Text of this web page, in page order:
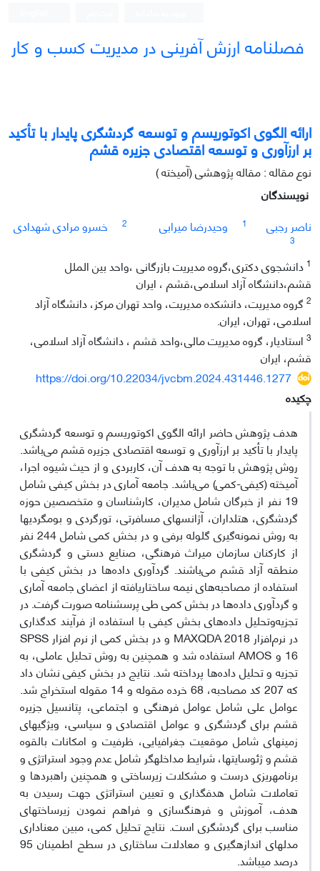
فصلنامه ارزش آفرینی در مدیریت کسب و کار
ارائه الگوی اکوتوریسم و توسعه گردشگری پایدار با تأکید
بر ارزآوری و توسعه اقتصادی جزیره قشم
نوع مقاله : مقاله پژوهشی (آمیخته )
نویسندگان
ناصر رجبی
1 وحیدرضا میرابی 2 خسرو مرادی شهدادی
3
1 دانشجوی دکتری،گروه مدیریت بازرگانی ،واحد بین الملل
قشم،دانشگاه آزاد اسلامی،قشم ، ایران
2 گروه مدیریت، دانشکده مدیریت، واحد تهران مرکز، دانشگاه آزاد
اسلامی، تهران، ایران.
3 استادیار، گروه مدیریت مالی،واحد قشم ، دانشگاه آزاد اسلامی،
قشم، ایران
https://doi.org/10.22034/jvcbm.2024.431446.1277
چکیده
هدف پژوهش حاضر ارائه الگوی اکوتوریسم و توسعه گردشگری
پایدار با تأکید بر ارزآوری و توسعه اقتصادی جزیره قشم می‌باشد.
روش پژوهش با توجه به هدف آن، کاربردی و از حیث شیوه اجرا،
آمیخته (کیفی-کمی) می‌باشد. جامعه آماری در بخش کیفی شامل
19 نفر از خبرگان شامل مدیران، کارشناسان و متخصصین حوزه
گردشگری، هتلداران، آژانس­های مسافرتی، تورگردی و بوم­گردی­ها
به روش نمونه‌گیری گلوله برفی و در بخش کمی شامل 244 نفر
از کارکنان سازمان میراث فرهنگی، صنایع دستی و گردشگری
منطقه آزاد قشم می‌باشند. گرد‌آوری داده‌ها در بخش کیفی با
استفاده از مصاحبه‌های نیمه ساختاریافته از اعضای جامعه آماری
و گرد‌آوری داده‌ها در بخش کمی طی پرسشنامه صورت گرفت. در
تجزیه‌وتحلیل داده‌های بخش کیفی با استفاده از فرآیند کدگذاری
در نرم‌افزار MAXQDA 2018 و در بخش کمی از نرم افزار SPSS
16 و AMOS استفاده شد و همچنین به روش تحلیل عاملی، به
تجزیه و تحلیل داده‌ها پرداخته شد. نتایج در بخش کیفی نشان داد
که 207 کد مصاحبه، 68 خرده مقوله و 14 مقوله استخراج شد.
عوامل علی شامل عوامل فرهنگی و اجتماعی، پتانسیل جزیره
قشم برای گردشگری و عوامل اقتصادی و سیاسی، ویژگی­های
زمینه­ای شامل موقعیت جغرافیایی، ظرفیت و امکانات بالقوه
قشم و ژئوسایت­ها، شرایط مداخله­گر شامل عدم وجود استراتژی و
برنامه­ریزی درست و مشکلات زیرساختی و همچنین راهبردها و
تعاملات شامل هدف­گذاری و تعیین استراتژی جهت رسیدن به
هدف، آموزش و فرهنگ­سازی و فراهم نمودن زیرساخت­های
مناسب برای گردشگری است. نتایج تحلیل کمی، مبین معناداری
مدل­های اندازه­گیری و معادلات ساختاری در سطح اطمینان 95
درصد می­باشد.